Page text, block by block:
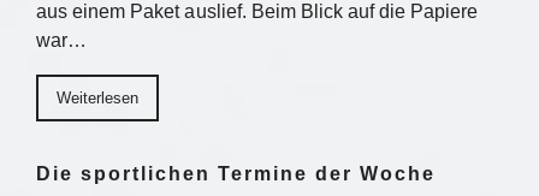
aus einem Paket auslief. Beim Blick auf die Papiere
war…
Weiterlesen
Die sportlichen Termine der Woche